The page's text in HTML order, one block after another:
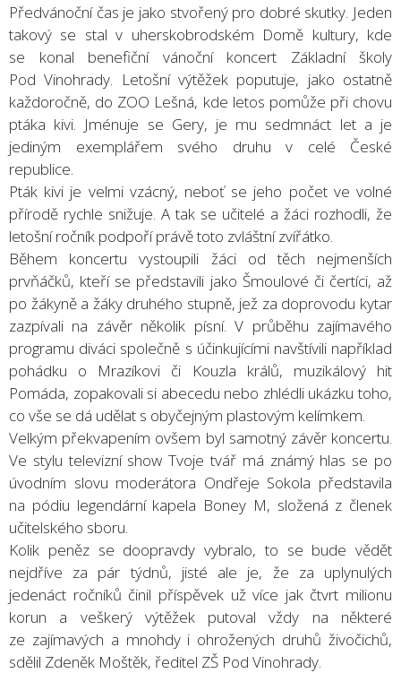
Předvánoční čas je jako stvořený pro dobré skutky. Jeden
takový se stal v uherskobrodském Domě kultury, kde
se konal benefiční vánoční koncert Základní školy
Pod Vinohrady. Letošní výtěžek poputuje, jako ostatně
každoročně, do ZOO Lešná, kde letos pomůže při chovu
ptáka kivi. Jménuje se Gery, je mu sedmnáct let a je
jediným exemplářem svého druhu v celé České
republice.
Pták kivi je velmi vzácný, neboť se jeho počet ve volné
přírodě rychle snižuje. A tak se učitelé a žáci rozhodli, že
letošní ročník podpoří právě toto zvláštní zvířátko.
Během koncertu vystoupili žáci od těch nejmenších
prvňáčků, kteří se představili jako Šmoulové či čertíci, až
po žákyně a žáky druhého stupně, jež za doprovodu kytar
zazpívali na závěr několik písní. V průběhu zajímavého
programu diváci společně s účinkujícími navštívili například
pohádku o Mrazíkovi či Kouzla králů, muzikálový hit
Pomáda, zopakovali si abecedu nebo zhlédli ukázku toho,
co vše se dá udělat s obyčejným plastovým kelímkem.
Velkým překvapením ovšem byl samotný závěr koncertu.
Ve stylu televizní show Tvoje tvář má známý hlas se po
úvodním slovu moderátora Ondřeje Sokola představila
na pódiu legendární kapela Boney M, složená z členek
učitelského sboru.
Kolik peněz se doopravdy vybralo, to se bude vědět
nejdříve za pár týdnů, jisté ale je, že za uplynulých
jedenáct ročníků činil příspěvek už více jak čtvrt milionu
korun a veškerý výtěžek putoval vždy na některé
ze zajímavých a mnohdy i ohrožených druhů živočichů,
sdělil Zdeněk Moštěk, ředitel ZŠ Pod Vinohrady.